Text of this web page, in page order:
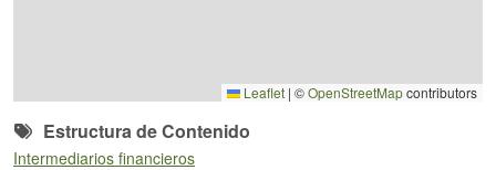
Leaflet | ©OpenStreetMapcontributors
Estructura de Contenido
Intermediarios financieros